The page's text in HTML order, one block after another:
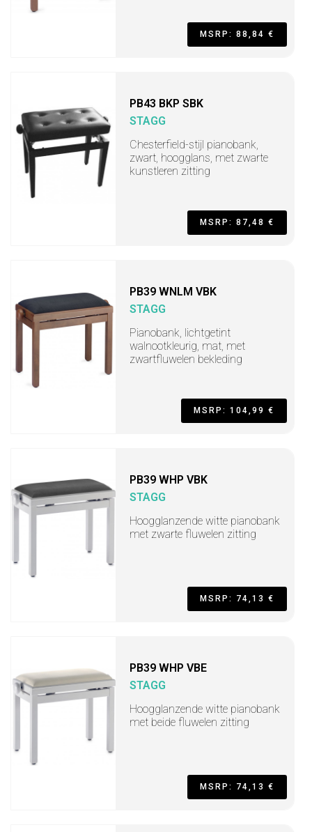
MSRP: 88,84 €
PB43 BKP SBK
STAGG
Chesterfield-stijl pianobank,
zwart, hoogglans, met zwarte
kunstleren zitting
MSRP: 87,48 €
PB39 WNLM VBK
STAGG
Pianobank, lichtgetint
walnootkleurig, mat, met
zwartfluwelen bekleding
MSRP: 104,99 €
PB39 WHP VBK
STAGG
Hoogglanzende witte pianobank
met zwarte fluwelen zitting
MSRP: 74,13 €
PB39 WHP VBE
STAGG
Hoogglanzende witte pianobank
met beide fluwelen zitting
MSRP: 74,13 €